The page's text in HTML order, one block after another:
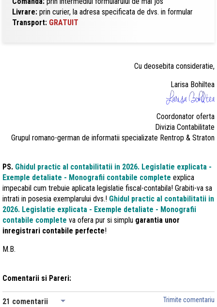
Livrare: prin curier, la adresa specificata de dvs. in formular
Transport: GRATUIT
Cu deosebita consideratie,
Larisa Bohiltea
Coordonator oferta
Divizia Contabilitate
Grupul romano-german de informatii specializate Rentrop & Straton
PS. Ghidul practic al contabilitatii in 2026. Legislatie explicata -
Exemple detaliate - Monografii contabile complete explica
impecabil cum trebuie aplicata legislatie fiscal-contabila! Grabiti-va sa
intrati in posesia exemplarului dvs.! Ghidul practic al contabilitatii in
2026. Legislatie explicata - Exemple detaliate - Monografii
contabile complete va ofera pur si simplu garantia unor
inregistrari contabile perfecte!
M.B.
Comentarii si Pareri:
21 comentarii Trimite comentariu